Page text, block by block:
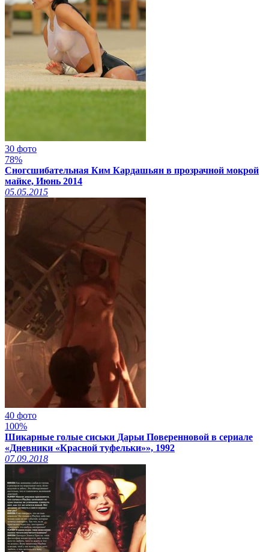
30 фото
78%
Сногсшибательная Ким Кардашьян в прозрачной мокрой
майке, Июнь 2014
05.05.2015
40 фото
100%
Шикарные голые сиськи Дарьи Поверенновой в сериале
«Дневники «Красной туфельки»», 1992
07.09.2018